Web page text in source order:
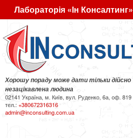
Лабораторія «Ін Консалтинг»
Хорошу пораду може дати тільки дійсно
незацікавлена людина
02141 Україна, м. Київ, вул. Руденко, 6а, оф. 819
тел.:+380672316316
admin@inconsulting.com.ua